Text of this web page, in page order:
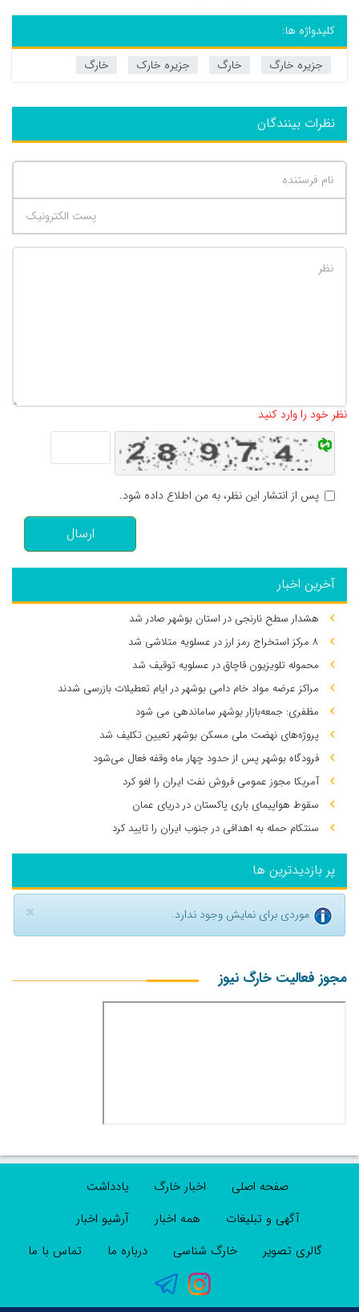
کلیدواژه ها:
جزیره خارگ
خارگ جزیره خارک خارگ
نظرات بینندگان
نظر خود را وارد کنید
پس از انتشار این نظر، به من اطلاع داده شود.
ارسال
آخرین اخبار
هشدار سطح نارنجی در استان بوشهر صادر شد
۸ مرکز استخراج رمز ارز در عسلویه متلاشی شد
محموله تلویزیون قاچاق در عسلویه توقیف شد
مراکز عرضه مواد خام دامی بوشهر در ایام تعطیلات بازرسی شدند
مظفری: جمعه‌بازار بوشهر ساماندهی می‌ شود
پروژه‌های نهضت ملی مسکن بوشهر تعیین تکلیف شد
فرودگاه بوشهر پس از حدود چهار ماه وقفه فعال می‌شود
آمریکا مجوز عمومی فروش نفت ایران را لغو کرد
سقوط هواپیمای باری پاکستان در دریای عمان
سنتکام حمله به اهدافی در جنوب ایران را تایید کرد
پر بازدیدترین ها
× موردی برای نمایش وجود ندارد.
مجوز فعالیت خارگ نیوز
صفحه اصلی اخبار خارگ
یادداشت
آگهی و تبلیغات
همه اخبار
آرشیو اخبار
گالری تصویر
خارگ شناسی درباره ما تماس با ما